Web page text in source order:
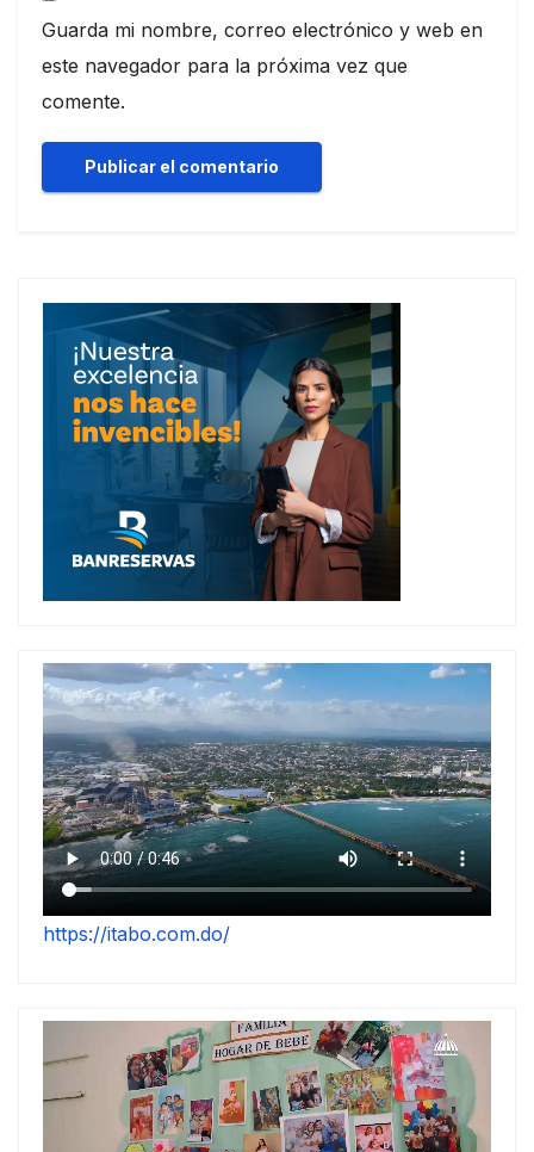
Guarda mi nombre, correo electrónico y web en
este navegador para la próxima vez que
comente.
https://itabo.com.do/